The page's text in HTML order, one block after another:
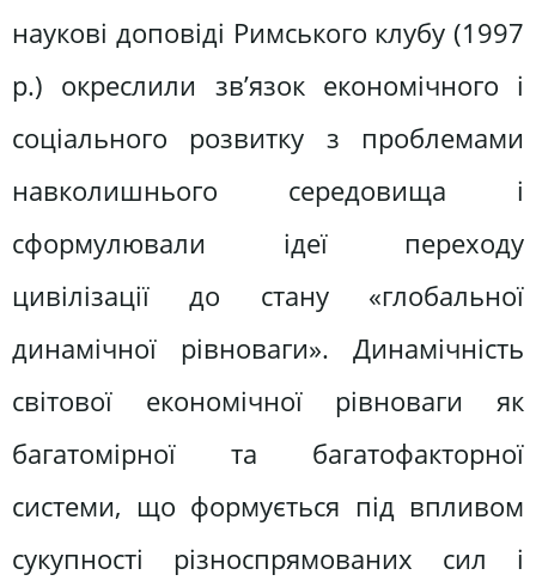
наукові доповіді Римського клубу (1997
р.) окреслили зв’язок економічного і
соціального розвитку з проблемами
навколишнього середовища і
сформулювали ідеї переходу
цивілізації до стану «глобальної
динамічної рівноваги». Динамічність
світової економічної рівноваги як
багатомірної та багатофакторної
системи, що формується під впливом
сукупності різноспрямованих сил і